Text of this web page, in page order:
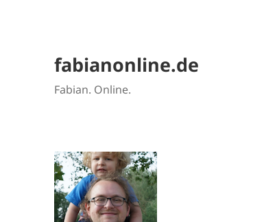
fabianonline.de
Fabian. Online.